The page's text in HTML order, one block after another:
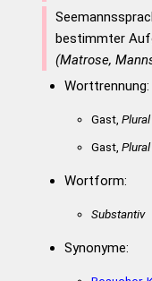
bestimmter
(Matrose,
Worttrennung:
Gast, Plural
Gast, Plural
Wortform:
Substantiv
Synonyme: